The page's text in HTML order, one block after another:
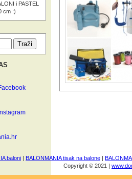
i PASTEL
cm :)
baloni | BALONMANIA tisak na balone |
Copyright © 2021 |